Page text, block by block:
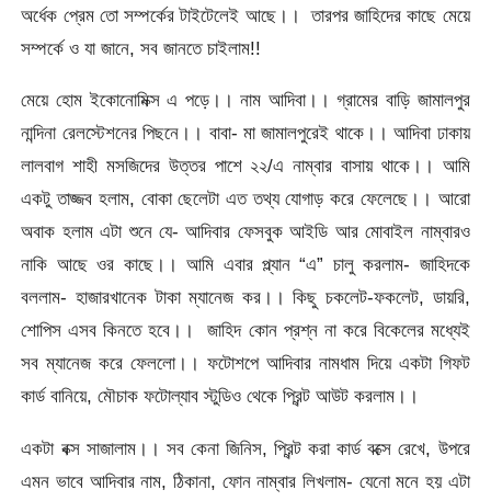
অর্ধেক প্রেম তো সম্পর্কের টাইটেলেই আছে।। তারপর জাহিদের কাছে মেয়ে
সম্পর্কে ও যা জানে, সব জানতে চাইলাম!!
মেয়ে হোম ইকোনোমিক্স এ পড়ে।। নাম আদিবা।। গ্রামের বাড়ি জামালপুর
নান্দিনা রেলস্টেশনের পিছনে।। বাবা- মা জামালপুরেই থাকে।। আদিবা ঢাকায়
লালবাগ শাহী মসজিদের উত্তর পাশে ২২/এ নাম্বার বাসায় থাকে।। আমি
একটু তাজ্জব হলাম, বোকা ছেলেটা এত তথ্য যোগাড় করে ফেলেছে।। আরো
অবাক হলাম এটা শুনে যে- আদিবার ফেসবুক আইডি আর মোবাইল নাম্বারও
নাকি আছে ওর কাছে।। আমি এবার প্ল্যান “এ” চালু করলাম- জাহিদকে
বললাম- হাজারখানেক টাকা ম্যানেজ কর।। কিছু চকলেট-ফকলেট, ডায়রি,
শোপিস এসব কিনতে হবে।। জাহিদ কোন প্রশ্ন না করে বিকেলের মধ্যেই
সব ম্যানেজ করে ফেললো।। ফটোশপে আদিবার নামধাম দিয়ে একটা গিফট
কার্ড বানিয়ে, মৌচাক ফটোল্যাব স্টুডিও থেকে প্রিন্ট আউট করলাম।।
একটা বক্স সাজালাম।। সব কেনা জিনিস, প্রিন্ট করা কার্ড বক্সে রেখে, উপরে
এমন ভাবে আদিবার নাম, ঠিকানা, ফোন নাম্বার লিখলাম- যেনো মনে হয় এটা